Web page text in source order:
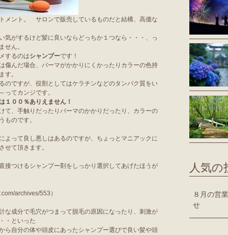
メント。 サロンで販売しているものだと結構、高価な
気がするけど髪に良いならどっちか１つなら・・・、っ
せん。
するのはシャンプーです！
傷んだ場合、パーマがかかりにくかったりカラーの色持
す。
のですが、役割としてはケラチンなどのタンパク質をい
ってカンジです。
１００％ありえません！
て、手触りだったりパーマのかかりだったり、カラーの
ものです。
よって良し悪しはあるのですが、ちょっとマニアックに
せて頂きます。
接つけるシャンプー剤をしっかり選択してあげたほうが
archives/553 ）
な成分で毛穴がつまって脱毛の原因になったり、刺激が
・といった
ら自分の体や頭皮にあったシャンプー選びで良い髪や頭
人気の
８月の営
せ